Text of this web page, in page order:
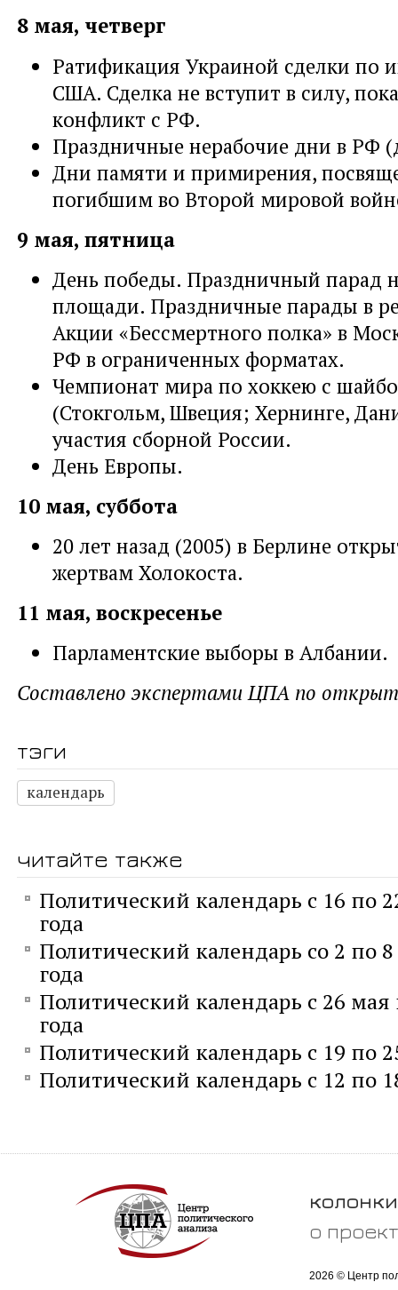
8 мая, четверг
Ратификация Украиной сделки по
США. Сделка не вступит в силу,
конфликт с РФ.
Праздничные нерабочие дни в РФ
Дни памяти и примирения,
погибшим во Второй мировой
9 мая, пятница
День победы. Праздничный парад
площади. Праздничные парады в
Акции «Бессмертного полка» в
РФ в ограниченных форматах.
Чемпионат мира по хоккею с
(Стокгольм, Швеция; Хернинге,
участия сборной России.
День Европы.
10 мая, суббота
20 лет назад (2005) в Берлине
жертвам Холокоста.
11 мая, воскресенье
Парламентские выборы в Албании.
Составлено экспертами ЦПА по
тэги
календарь
читайте также
Политический календарь с 16 по
года
Политический календарь со 2 по
года
Политический календарь с 26
года
Политический календарь с 19 по
Политический календарь с 12 по
колонки
о
2026 © Центр